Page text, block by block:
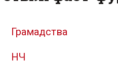
Грамадства
НЧ